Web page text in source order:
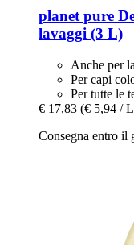
planet pure
lavaggi (3 L)
Anche per
Per capi
Per tutte le
€ 17,83 (€ 5,94 /
Consegna entro il